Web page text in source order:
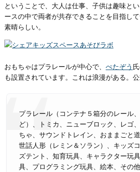
ということで、大人は仕事、子供は趣味と
ースの中で両者が共存できることを目指し
素晴らしい。
おもちゃはプラレールが中心で、 ぺたぞう
も設置されています。これは浪漫がある。
プラレール（コンテナ５箱分のレール
ど）、トミカ、ニューブロック、レゴ
ちゃ、サウンドトレイン、おままごと
世話人形（レミン＆ソラン）、キッズ
ズテント、知育玩具、キャラクター玩
具、プログラミング玩具、絵本、その他